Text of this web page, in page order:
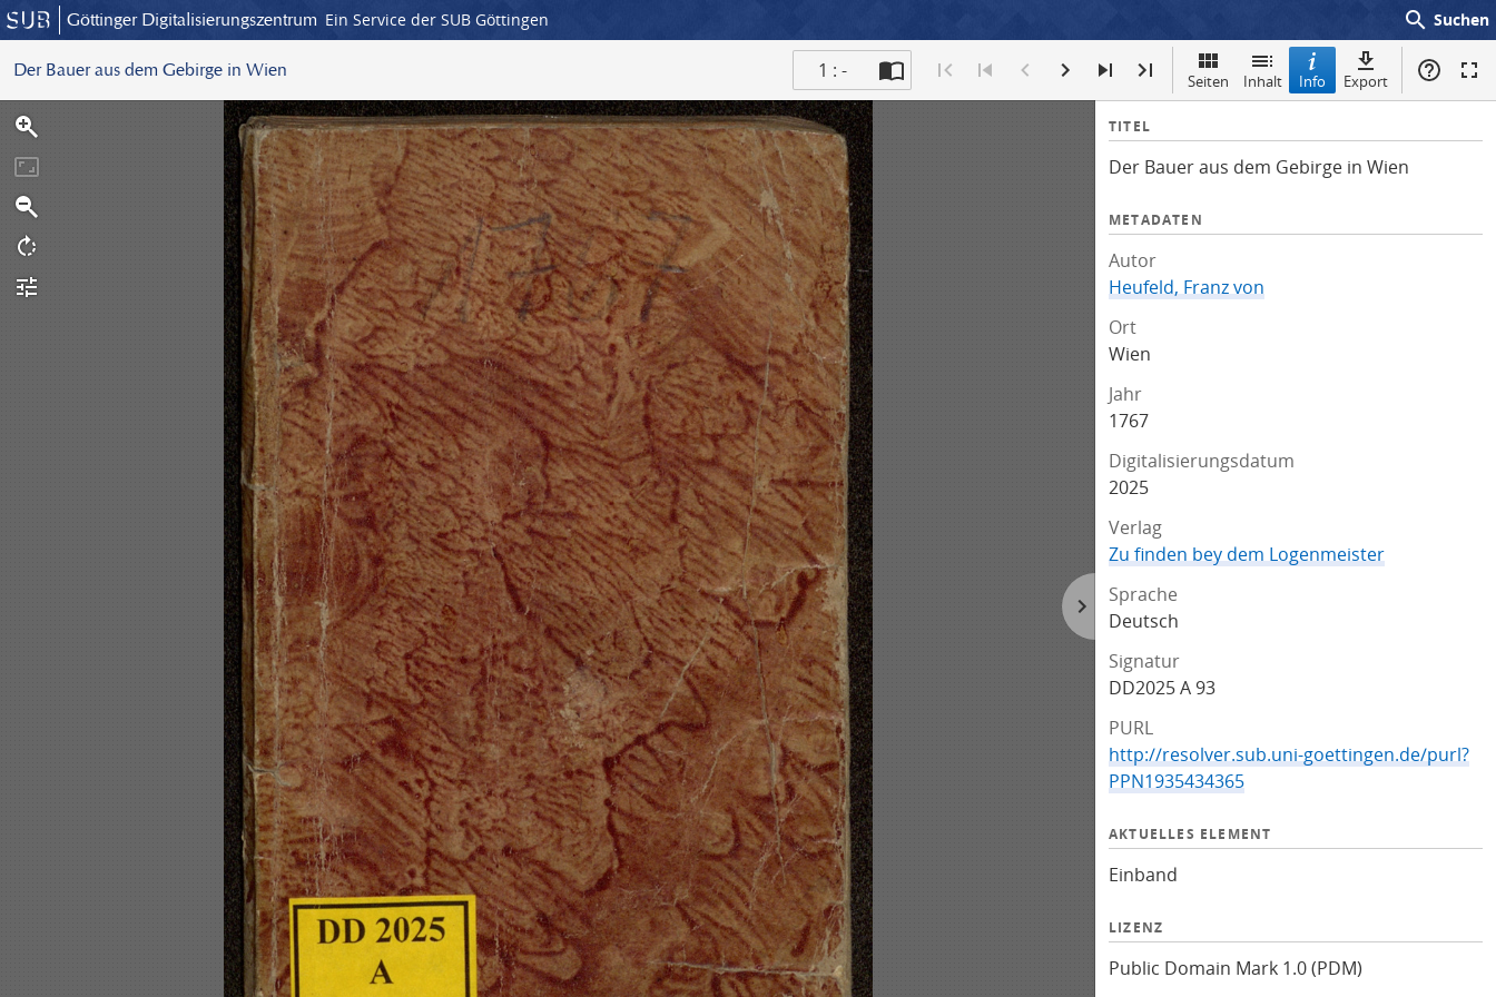
Göttinger Digitalisierungszentrum Ein Service der SUB Göttingen search Suchen
Der Bauer aus dem Gebirge in Wien 1 : - Seiten Inhalt Info Export
I
f
TITEL
Der Bauer aus dem Gebirge in Wien
METADATEN
Autor
Heufeld, Franz von
Ort
Wien
Jahr
1767
Digitalisierungsdatum
2025
Verlag
Zu finden bey dem Logenmeister
Sprache
Deutsch
Signatur
DD2025 A 93
PURL
http://resolver.sub.uni-goettingen.de/purl?
PPN1935434365
AKTUELLES ELEMENT
Einband
LIZENZ
Public Domain Mark 1.0 (PDM)